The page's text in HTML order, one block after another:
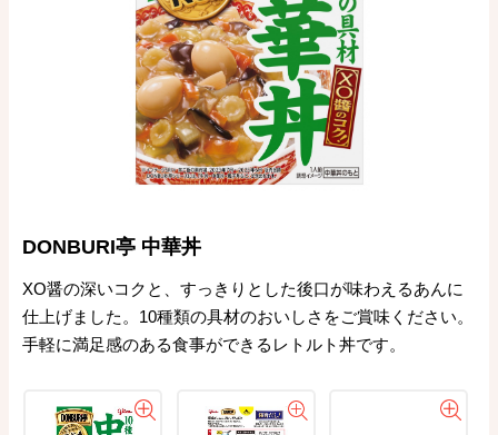
DONBURI亭 中華丼
XO醤の深いコクと、すっきりとした後口が味わえるあんに
仕上げました。10種類の具材のおいしさをご賞味ください。
手軽に満足感のある食事ができるレトルト丼です。